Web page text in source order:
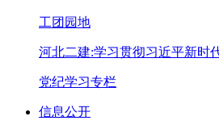
工团园地
河北二建:学习贯彻习近平新时
党纪学习专栏
信息公开